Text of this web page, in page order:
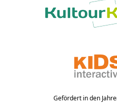
Gefördert in den